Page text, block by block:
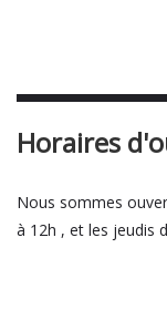
Horaires
Nous sommes
à 12h , et les jeudis